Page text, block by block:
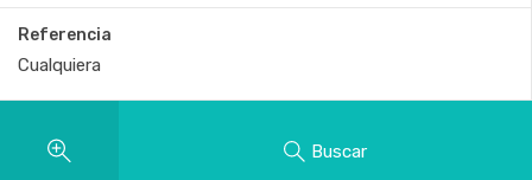
Referencia
Buscar